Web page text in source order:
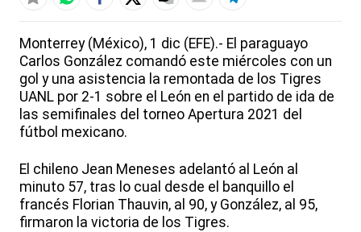
Monterrey (México), 1 dic (EFE).- El paraguayo
Carlos González comandó este miércoles con un
gol y una asistencia la remontada de los Tigres
UANL por 2-1 sobre el León en el partido de ida de
las semifinales del torneo Apertura 2021 del
fútbol mexicano.
El chileno Jean Meneses adelantó al León al
minuto 57, tras lo cual desde el banquillo el
francés Florian Thauvin, al 90, y González, al 95,
firmaron la victoria de los Tigres.